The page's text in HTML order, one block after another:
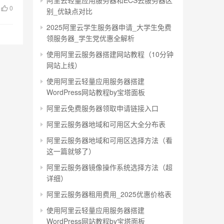
0
别_优缺点对比
2025阿里云学生服务器申请_大学生免费
领服务器_学生党优惠全解析
使用阿里云服务器搭建网站教程（10分钟
网站上线）
使用阿里云轻量应用服务器搭建
WordPress网站教程by宝塔面板
阿里云免费服务器领取申请链接入口
阿里云服务器地域和可用区大全分布表
阿里云服务器地域和可用区选择方法（看
这一篇就够了）
阿里云服务器镜像操作系统选择方法（超
详细）
阿里云服务器租用费用_2025优惠价格表
使用阿里云轻量应用服务器搭建
WordPress网站教程by宝塔面板